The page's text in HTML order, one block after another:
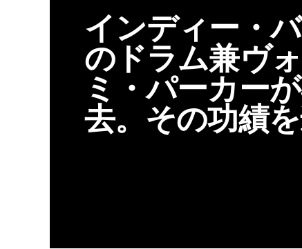
インディー・
のドラム兼ヴ
ミ・パーカー
去。その功績